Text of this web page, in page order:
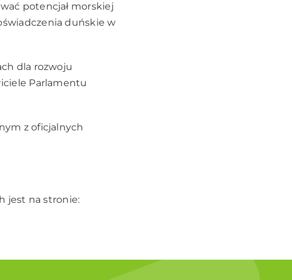
potencjał morskiej
duńskie w
dla rozwoju
Parlamentu
z oficjalnych
jest na stronie: